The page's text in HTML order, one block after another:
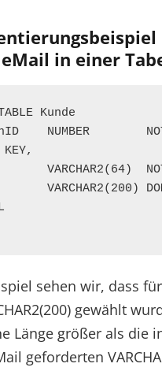
in einer
Kunde
NUMBER
KEY,
sehen wir, dass
gewählt
Länge größer als die
geforderten